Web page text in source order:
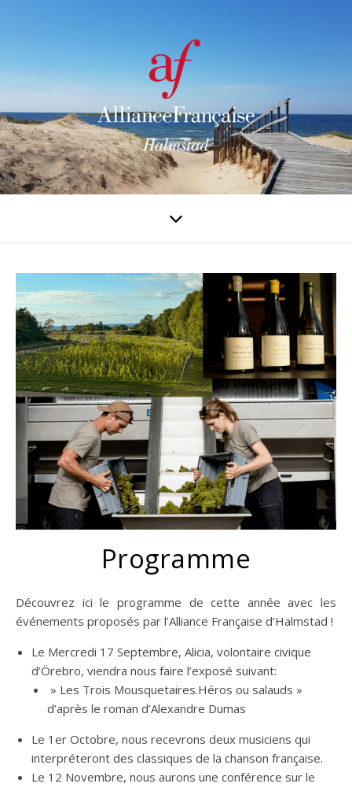
Programme
Découvrez ici le programme de cette année avec les
événements proposés par l’Alliance Française d’Halmstad !
Le Mercredi 17 Septembre, Alicia, volontaire civique
d’Örebro, viendra nous faire l’exposé suivant:
» Les Trois Mousquetaires.Héros ou salauds »
d’après le roman d’Alexandre Dumas
Le 1er Octobre, nous recevrons deux musiciens qui
interpréteront des classiques de la chanson française.
Le 12 Novembre, nous aurons une conférence sur le